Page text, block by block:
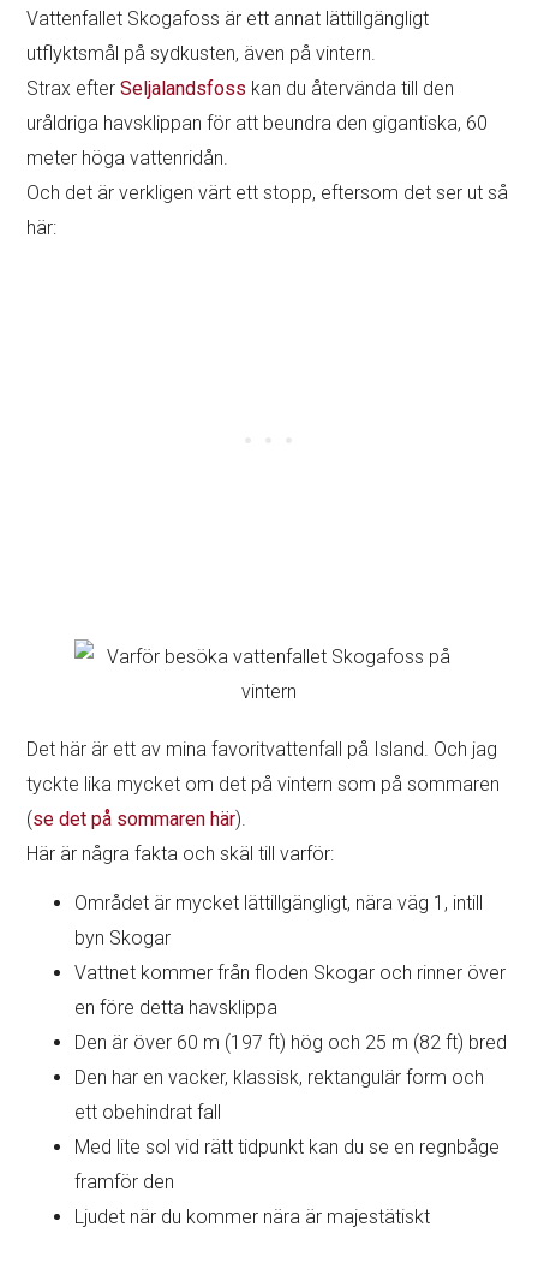
Vattenfallet Skogafoss är ett annat lättillgängligt
utflyktsmål på sydkusten, även på vintern.
Strax efterSeljalandsfoss kan du återvända till den
uråldriga havsklippan för att beundra den gigantiska, 60
meter höga vattenridån.
Och det är verkligen värt ett stopp, eftersom det ser ut så
här:
Det här är ett av mina favoritvattenfall på Island. Och jag
tyckte lika mycket om det på vintern som på sommaren
(se det på sommaren här).
Här är några fakta och skäl till varför:
Området är mycket lättillgängligt, nära väg 1, intill
byn Skogar
Vattnet kommer från floden Skogar och rinner över
en före detta havsklippa
Den är över 60 m (197 ft) hög och 25 m (82 ft) bred
Den har en vacker, klassisk, rektangulär form och
ett obehindrat fall
Med lite sol vid rätt tidpunkt kan du se en regnbåge
framför den
Ljudet när du kommer nära är majestätiskt